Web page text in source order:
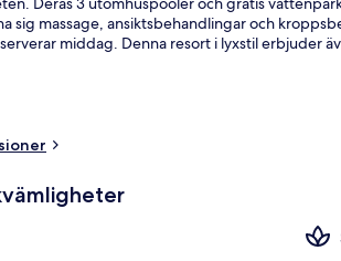
sig massage, ansiktsbehandlingar och
middag. Denna resort i lyxstil erbjuder